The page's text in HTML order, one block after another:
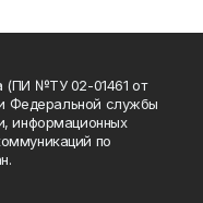
(ПИ №ТУ 02-01461 от
Федеральной службы
информационных
по